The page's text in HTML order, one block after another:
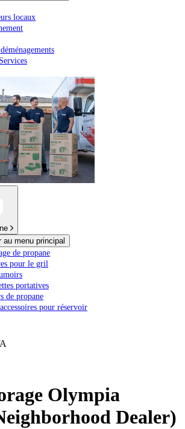
locaux
Services
au menu principal
de propane
pour le gril
portatives
de propane
pour réservoir
Olympia
Dealer)